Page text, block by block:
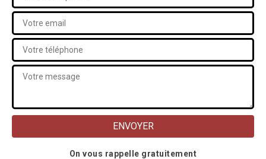
On vous rappelle gratuitement